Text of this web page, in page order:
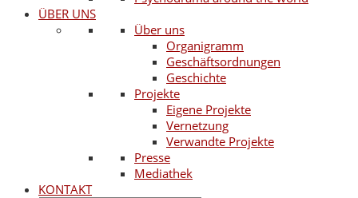
ÜBER UNS
Über uns
Organigramm
Geschäftsordnungen
Geschichte
Projekte
Eigene Projekte
Vernetzung
Verwandte Projekte
Presse
Mediathek
KONTAKT